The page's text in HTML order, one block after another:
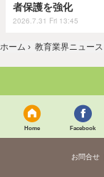
者保護を強化
2026.7.31 Fri 13:45
ホーム › 教育業界ニュース
Home Facebook
お問合せ